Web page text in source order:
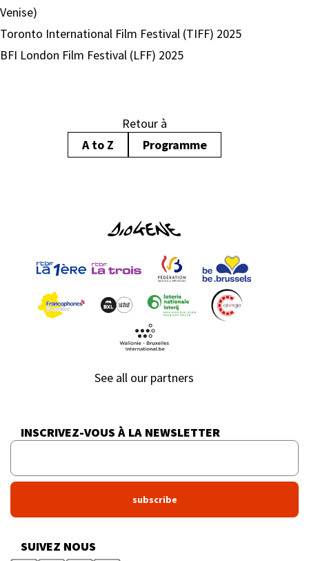
Venise)
Toronto International Film Festival (TIFF) 2025
BFI London Film Festival (LFF) 2025
Retour à
A to Z
Programme
See all our partners
INSCRIVEZ-VOUS À LA NEWSLETTER
SUIVEZ NOUS